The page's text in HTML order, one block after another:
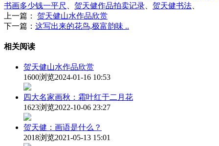
书画多少钱一平尺
贺天健作品拍卖记录 贺天健书法
上一篇：
贺天健山水作品欣赏
下一篇： 这写出来的花鸟,极富韵味 ..
相关阅读
贺天健山水作品欣赏
1600浏览2024-01-16 10:53
四大名家画秋：霜叶红于二月花
1623浏览2022-10-06 23:27
贺天健：画语是什么？
2018浏览2021-05-13 15:01